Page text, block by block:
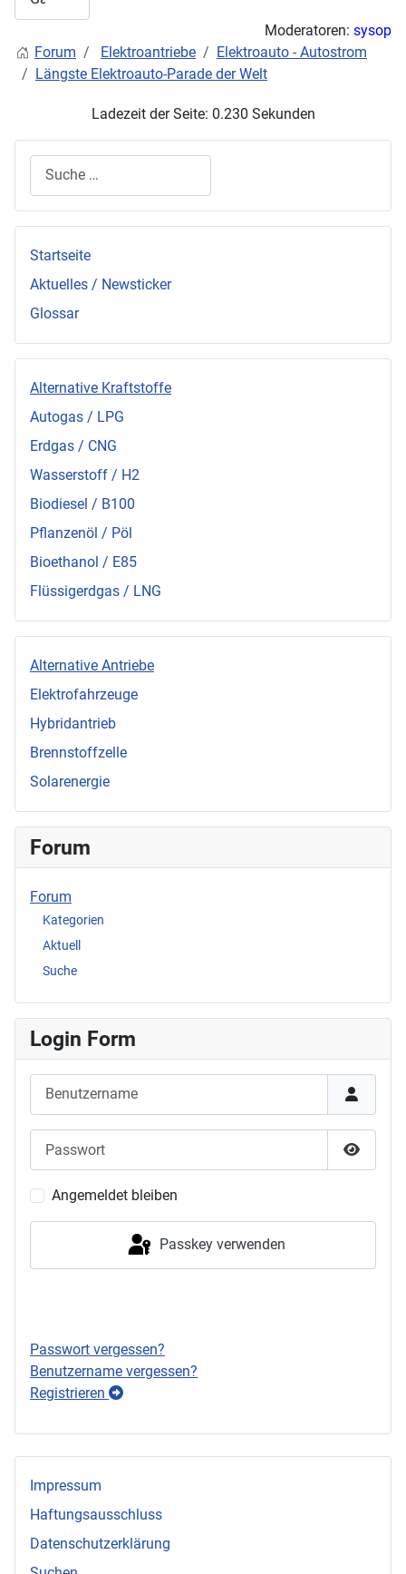
Moderatoren: sysop
Forum
Elektroantriebe
Elektroauto - Autostrom
Längste Elektroauto-Parade der Welt
Ladezeit der Seite: 0.230 Sekunden
Startseite
Aktuelles / Newsticker
Glossar
Alternative Kraftstoffe
Autogas / LPG
Erdgas / CNG
Wasserstoff / H2
Biodiesel / B100
Pflanzenöl / Pöl
Bioethanol / E85
Flüssigerdgas / LNG
Alternative Antriebe
Elektrofahrzeuge
Hybridantrieb
Brennstoffzelle
Solarenergie
Forum
Forum
Kategorien
Aktuell
Suche
Login Form
Benutzername
Angemeldet bleiben
Passkey verwenden
Passwort vergessen?
Benutzername vergessen?
Registrieren
Impressum
Haftungsausschluss
Datenschutzerklärung